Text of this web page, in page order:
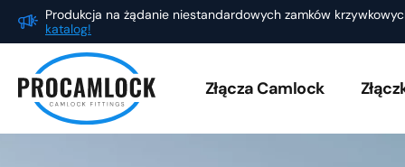
PrzejdźProdukcja na żądanie niestandardowych zamków
katalog!
Złącza Camlock